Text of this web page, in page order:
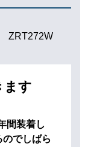
ZRT272W
ます
間装着し
でしばら